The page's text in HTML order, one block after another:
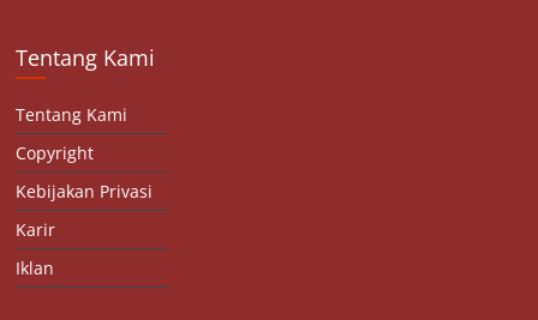
Tentang Kami
Tentang Kami
Copyright
Kebijakan Privasi
Karir
Iklan